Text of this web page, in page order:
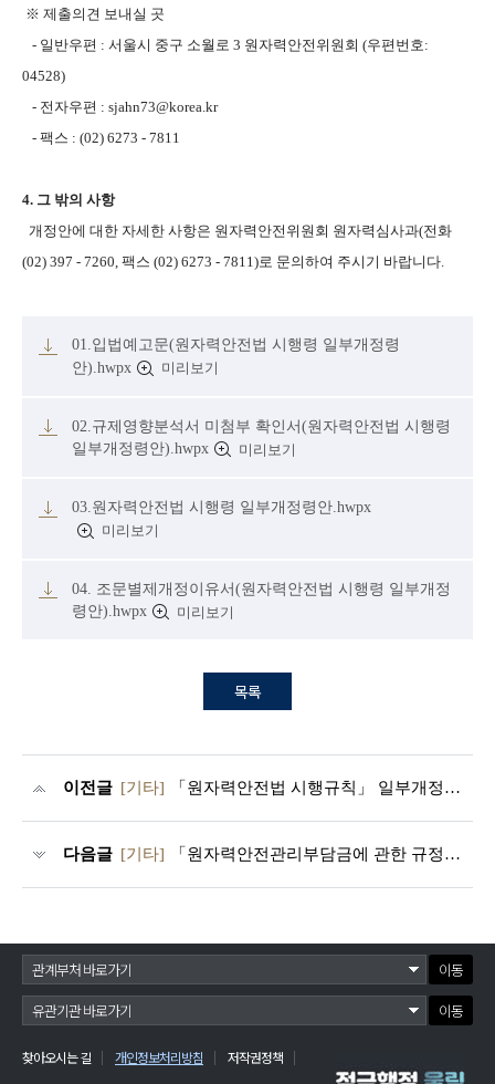
※ 제출의견 보내실 곳
- 일반우편 : 서울시 중구 소월로 3 원자력안전위원회 (우편번호:
04528)
- 전자우편 : sjahn73@korea.kr
- 팩스 : (02) 6273 - 7811
4. 그 밖의 사항
개정안에 대한 자세한 사항은 원자력안전위원회 원자력심사과(전화
(02) 397 - 7260, 팩스 (02) 6273 - 7811)로 문의하여 주시기 바랍니다.
01.입법예고문(원자력안전법 시행령 일부개정령
안).hwpx
미리보기
02.규제영향분석서 미첨부 확인서(원자력안전법 시행령
일부개정령안).hwpx
미리보기
03.원자력안전법 시행령 일부개정령안.hwpx
미리보기
04. 조문별제개정이유서(원자력안전법 시행령 일부개정
령안).hwpx
미리보기
목록
이전글 [기타] 「원자력안전법 시행규칙」 일부개정령(안) 입법예고
다음글 [기타] 「원자력안전관리부담금에 관한 규정」 전부개정고시안 행정예고
찾아오시는 길 개인정보처리방침 저작권정책
이동
이동